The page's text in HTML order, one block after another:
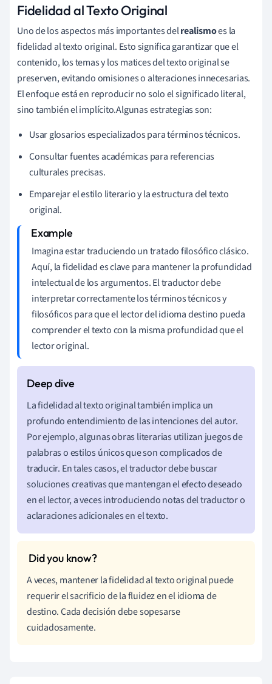
Fidelidad al Texto Original
Uno de los aspectos más importantes delrealismoes la
fidelidad al texto original. Esto significa garantizar que el
contenido, los temas y los matices del texto original se
preserven, evitando omisiones o alteraciones innecesarias.
El enfoque está en reproducir no solo el significado literal,
sino también el implícito.Algunas estrategias son:
Usar glosarios especializados para términos técnicos.
Consultar fuentes académicas para referencias
culturales precisas.
Emparejar el estilo literario y la estructura del texto
original.
Imagina estar traduciendo un tratado filosófico clásico.
Aquí, la fidelidad es clave para mantener la profundidad
intelectual de los argumentos. El traductor debe
interpretar correctamente los términos técnicos y
filosóficos para que el lector del idioma destino pueda
comprender el texto con la misma profundidad que el
lector original.
La fidelidad al texto original también implica un
profundo entendimiento de las intenciones del autor.
Por ejemplo, algunas obras literarias utilizan juegos de
palabras o estilos únicos que son complicados de
traducir. En tales casos, el traductor debe buscar
soluciones creativas que mantengan el efecto deseado
en el lector, a veces introduciendo notas del traductor o
aclaraciones adicionales en el texto.
A veces, mantener la fidelidad al texto original puede
requerir el sacrificio de la fluidez en el idioma de
destino. Cada decisión debe sopesarse
cuidadosamente.